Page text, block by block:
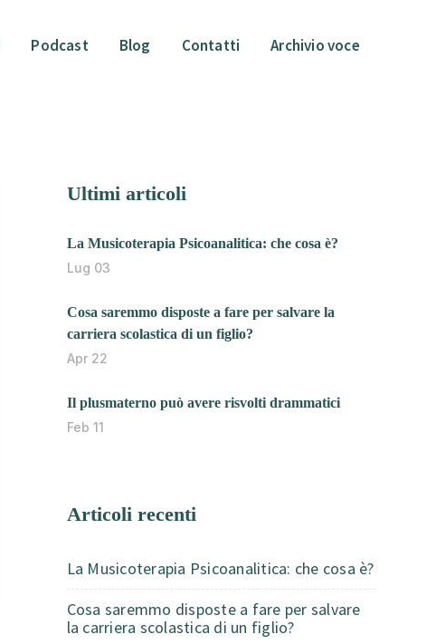
Podcast Blog Contatti Archivio voce
Ultimi articoli
La Musicoterapia Psicoanalitica: che cosa è?
Lug 03
Cosa saremmo disposte a fare per salvare la
carriera scolastica di un figlio?
Apr 22
Il plusmaterno può avere risvolti drammatici
Feb 11
Articoli recenti
La Musicoterapia Psicoanalitica: che cosa è?
Cosa saremmo disposte a fare per salvare
la carriera scolastica di un figlio?